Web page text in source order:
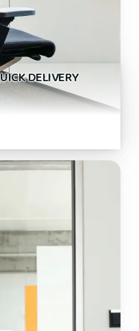
DELIVERY